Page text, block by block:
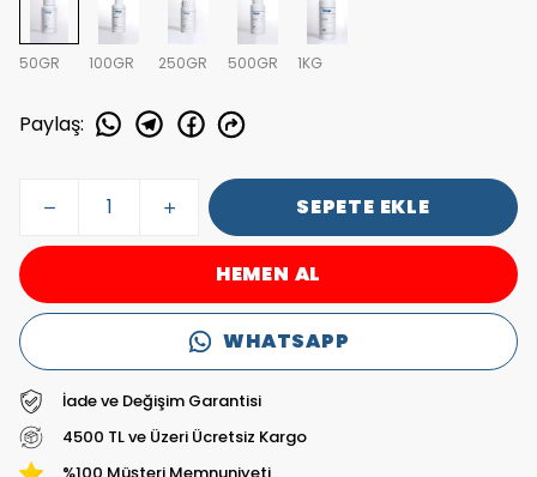
50GR 100GR 250GR 500GR 1KG
Paylaş:
SEPETE EKLE
HEMEN AL
WHATSAPP
İade ve Değişim Garantisi
4500 TL ve Üzeri Ücretsiz Kargo